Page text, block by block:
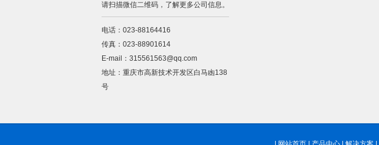
请扫描微信二维码，了解更多公司信息。
电话：023-88164416
传真：023-88901614
E-mail：315561563@qq.com
地址：重庆市高新技术开发区白马凼138
号